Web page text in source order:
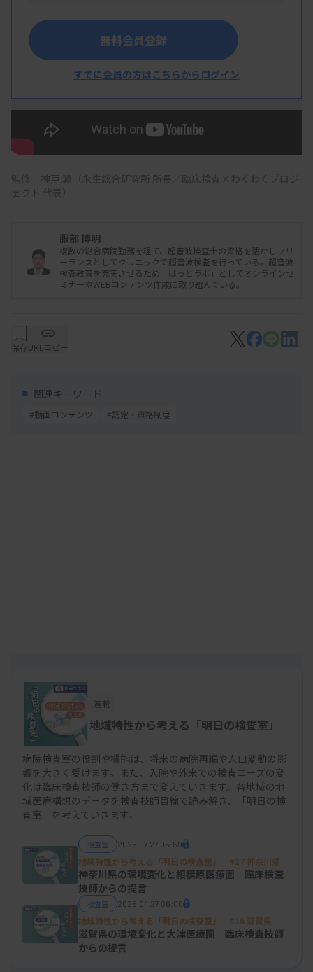
た。目で見て、耳で聞いて、皆さんが将来の検査室
運営、戦略を考える際の参考になればと思っており
ます。（MTJ編集部）
日本臨床衛生検査技師会「医療技術部門管理資格認
定、医療管理者資格認定」
責任者やリーダーとしての資質を備えた人材を認定
する「医療技術部門管理資格認定」と、その上位資
る人材を認定する「医療管理資格認定」制度を設け
ている。詳細は
こちら 。
無料会員登録
すでに会員の方はこちらからログイン
服部 博明
複数の総合病院勤務を経て、超音波検査士の資格を活かしフリ
ーランスとしてクリニックで超音波検査を行っている。超音波
検査教育を充実させるため「はっとラボ」としてオンラインセ
ミナーやWEBコンテンツ作成に取り組んでいる。
保存URLコピー
関連キーワード
#動画コンテンツ #認定・資格制度
連載
地域特性から考える「明日の検査室」
病院検査室の役割や機能は、将来の病院再編や人口変動の影
響を大きく受けます。また、入院や外来での検査ニーズの変
化は臨床検査技師の働き方まで変えていきます。各地域の地
域医療構想のデータを検査技師目線で読み解き、「明日の検
査室」を考えていきます。
検査室 2026.07.27 05:50
地域特性から考える「明日の検査室」 #17 神奈川県
神奈川県の環境変化と相模原医療圏 臨床検査
技師からの提言
検査室 2026.04.27 06:00
地域特性から考える「明日の検査室」 #16 滋賀県
滋賀県の環境変化と大津医療圏 臨床検査技師
からの提言